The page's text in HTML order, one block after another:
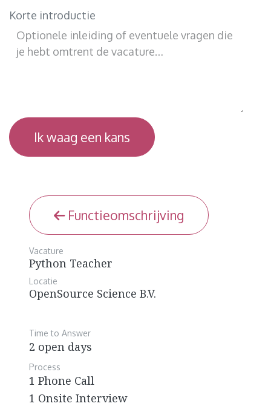
Korte introductie
Ik waag een kans
Functieomschrijving
Vacature
Python Teacher
Locatie
OpenSource Science B.V.
Time to Answer
2 open days
Process
1 Phone Call
1 Onsite Interview